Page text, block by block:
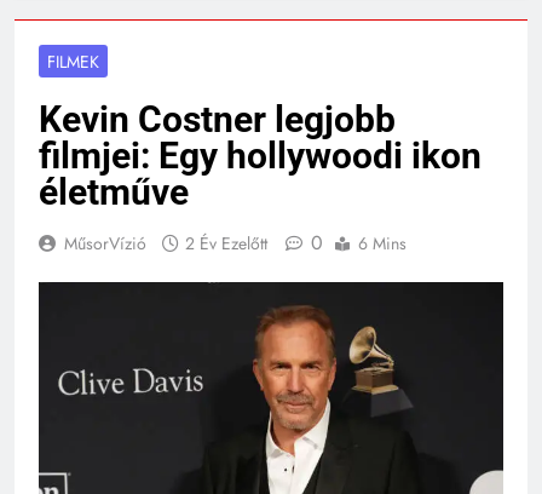
FILMEK
Kevin Costner legjobb
filmjei: Egy hollywoodi ikon
életműve
MűsorVízió 2 Év Ezelőtt 0 6 Mins